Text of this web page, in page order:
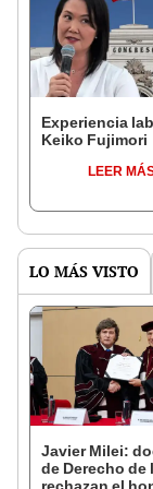
Experiencia
Keiko Fujimori
LEER
LO MÁS VISTO
Javier Milei:
de Derecho de
rechazan el